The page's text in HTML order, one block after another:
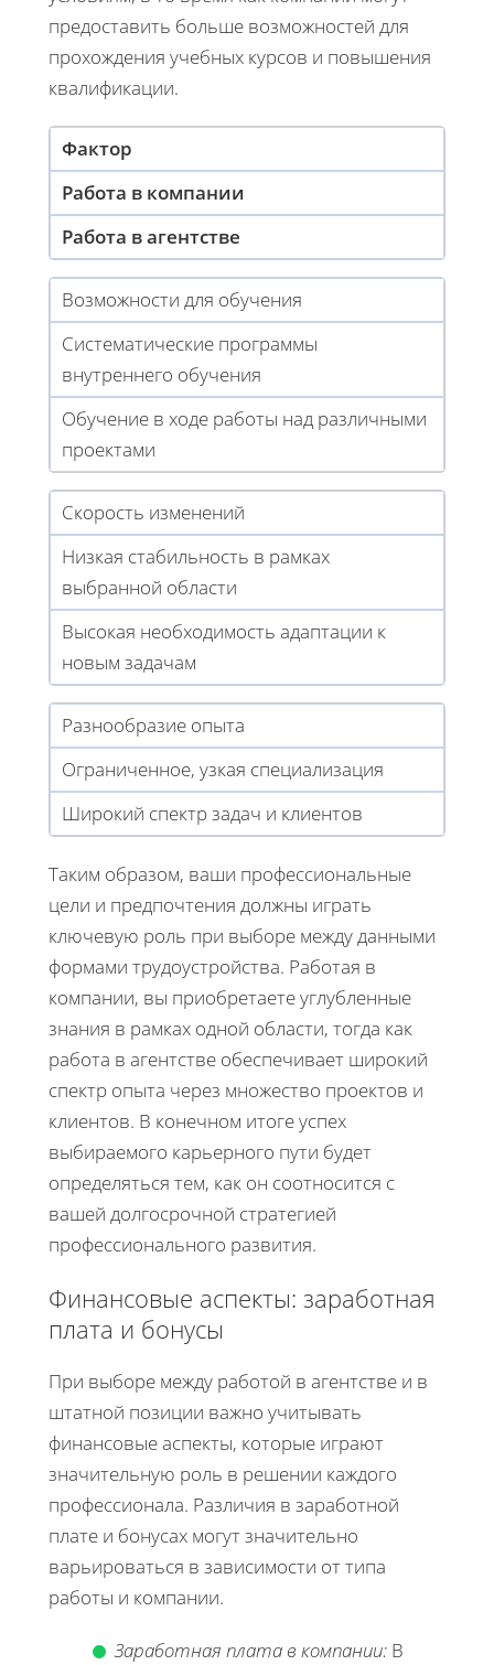
предоставить больше возможностей для
прохождения учебных курсов и повышения
квалификации.
Фактор
Работа в компании
Работа в агентстве
Возможности для обучения
Систематические программы
внутреннего обучения
Обучение в ходе работы над различными
проектами
Скорость изменений
Низкая стабильность в рамках
выбранной области
Высокая необходимость адаптации к
новым задачам
Разнообразие опыта
Ограниченное, узкая специализация
Широкий спектр задач и клиентов
Таким образом, ваши профессиональные
цели и предпочтения должны играть
ключевую роль при выборе между данными
формами трудоустройства. Работая в
компании, вы приобретаете углубленные
знания в рамках одной области, тогда как
работа в агентстве обеспечивает широкий
спектр опыта через множество проектов и
клиентов. В конечном итоге успех
выбираемого карьерного пути будет
определяться тем, как он соотносится с
вашей долгосрочной стратегией
профессионального развития.
Финансовые аспекты: заработная
плата и бонусы
При выборе между работой в агентстве и в
штатной позиции важно учитывать
финансовые аспекты, которые играют
значительную роль в решении каждого
профессионала. Различия в заработной
плате и бонусах могут значительно
варьироваться в зависимости от типа
работы и компании.
Заработная плата в компании: В